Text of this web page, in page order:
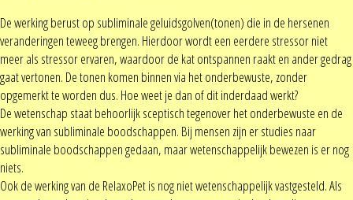
De werking berust op subliminale geluidsgolven(tonen) die in de hersenen
veranderingen teweeg brengen. Hierdoor wordt een eerdere stressor niet
meer als stressor ervaren, waardoor de kat ontspannen raakt en ander gedrag
gaat vertonen. De tonen komen binnen via het onderbewuste, zonder
opgemerkt te worden dus. Hoe weet je dan of dit inderdaad werkt?
De wetenschap staat behoorlijk sceptisch tegenover het onderbewuste en de
werking van subliminale boodschappen. Bij mensen zijn er studies naar
subliminale boodschappen gedaan, maar wetenschappelijk bewezen is er nog
niets.
Ook de werking van de RelaxoPet is nog niet wetenschappelijk vastgesteld. Als